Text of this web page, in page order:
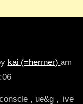
kai (=herrner) am
, ue&g , live